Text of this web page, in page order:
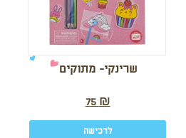
שרינקי- מתוקים
75 ₪
לרכישה